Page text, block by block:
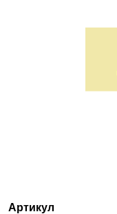
Артикул